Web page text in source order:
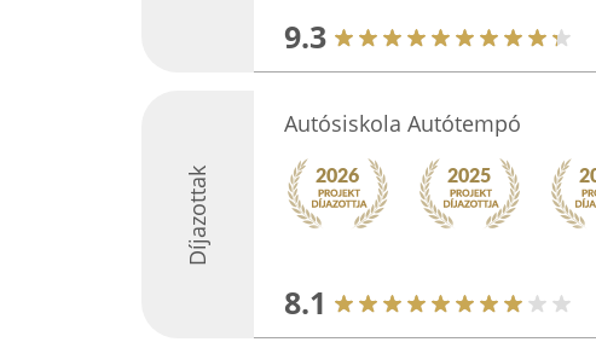
9.3
Díjazottak
Autósiskola Autótempó
8.1